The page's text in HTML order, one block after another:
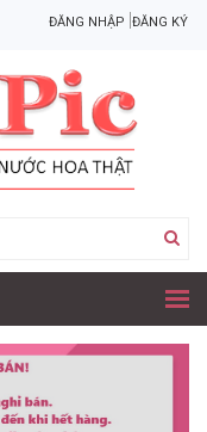
ĐĂNG NHẬP ĐĂNG KÝ